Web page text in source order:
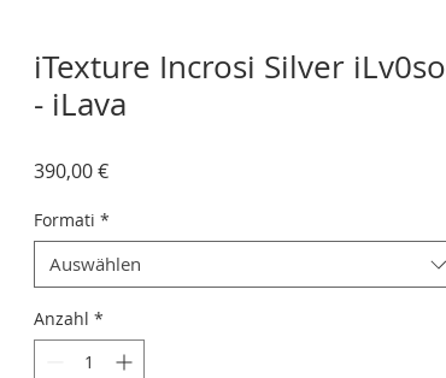
iTexture Incrosi Silver iLv0so
- iLava
390,00 €Preis
Formati *
Auswählen
Anzahl *